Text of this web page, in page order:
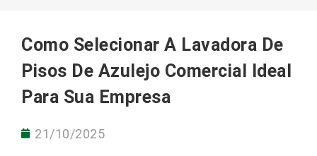
Como Selecionar A Lavadora De
Pisos De Azulejo Comercial Ideal
Para Sua Empresa
21/10/2025